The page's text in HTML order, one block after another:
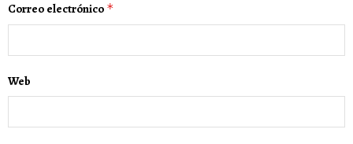
Correo electrónico *
Web